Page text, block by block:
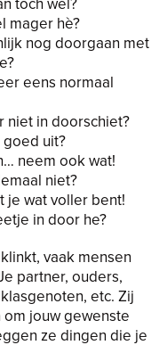
mager hè?
nog doorgaan met
eens normaal
niet in doorschiet?
uit?
neem ook wat!
niet?
je wat voller bent!
in door he?
vaak mensen
partner, ouders,
etc. Zij
jouw gewenste
ze dingen die je